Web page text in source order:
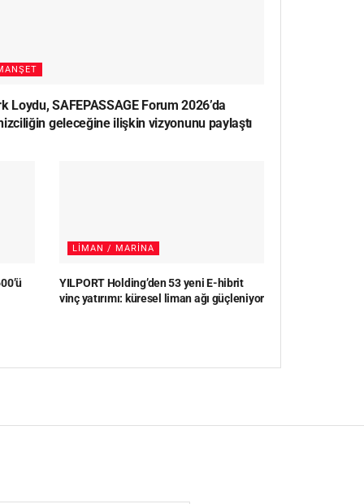
Loydu, SAFEPASSAGE Forum 2026’da
geleceğine ilişkin vizyonunu paylaştı
LIMAN / MARINA
YILPORT Holding’den 53 yeni E-hibrit
vinç yatırımı: küresel liman ağı güçleniyor